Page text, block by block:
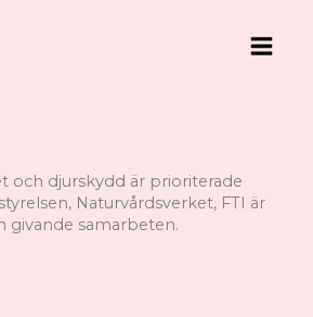
Fakta har jag formgivit tre böcker.
och djurskydd är prioriterade
Naturvårdsverket, FTI är
givande samarbeten.